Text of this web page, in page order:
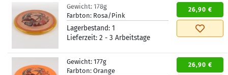
Gewicht: 178g
Farbton: Rosa/Pink
Lagerbestand: 1
Lieferzeit: 2 - 3 Arbeitstage
26,90 €
Gewicht: 177g
Farbton: Orange
26,90 €